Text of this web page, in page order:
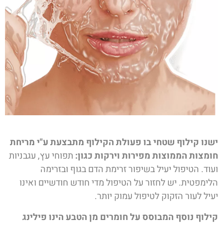
ישנו קילוף שטחי בו פעולת הקילוף מתבצעת ע"י מריחת
חומצות הממוצות מפירות וירקות כגון:תפוחי עץ, עגבניות
ועוד. הטיפול יעיל בשיפור זרימת הדם בגוף ובזרימה
הלימפטית. יש לחזור על הטיפול מדי חודש חודשיים ואינו
יעיל לעור הזקוק לטיפול עמוק יותר.
קילוף נוסף המבוסס על חומרים מן הטבע הינו פילינג